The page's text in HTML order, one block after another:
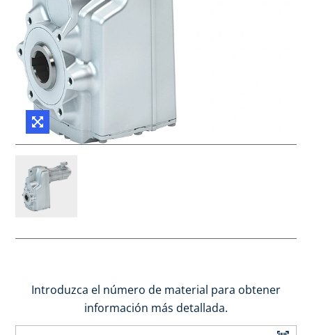
Introduzca el número de material para obtener
información más detallada.